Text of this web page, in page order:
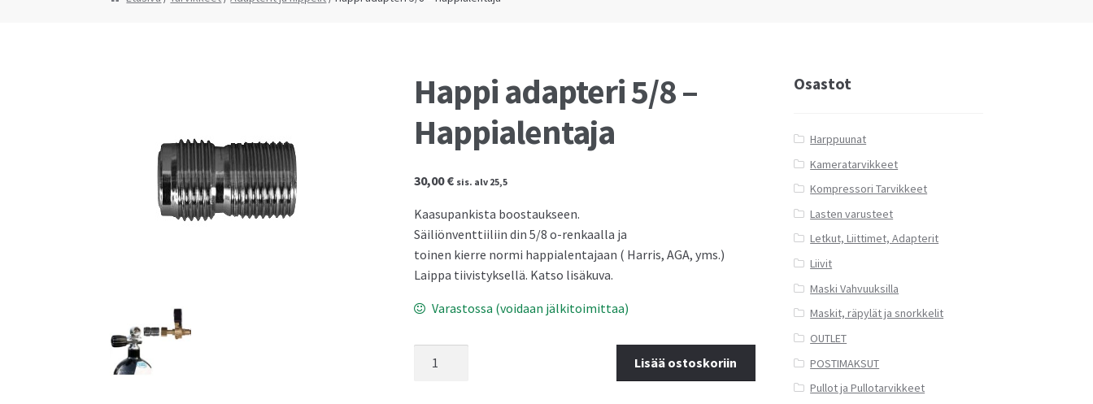
Happi adapteri 5/8 –
Happialentaja
30,00€ sis. alv 25,5
Kaasupankista boostaukseen.
Säiliönventtiiliin din 5/8 o-renkaalla ja
toinen kierre normi happialentajaan ( Harris, AGA, yms.)
Laippa tiivistyksellä. Katso lisäkuva.
Varastossa (voidaan jälkitoimittaa)
Lisää ostoskoriin
Osastot
Harppuunat
Kameratarvikkeet
Kompressori Tarvikkeet
Lasten varusteet
Letkut, Liittimet, Adapterit
Liivit
Maski Vahvuuksilla
Maskit, räpylät ja snorkkelit
OUTLET
POSTIMAKSUT
Pullot ja Pullotarvikkeet